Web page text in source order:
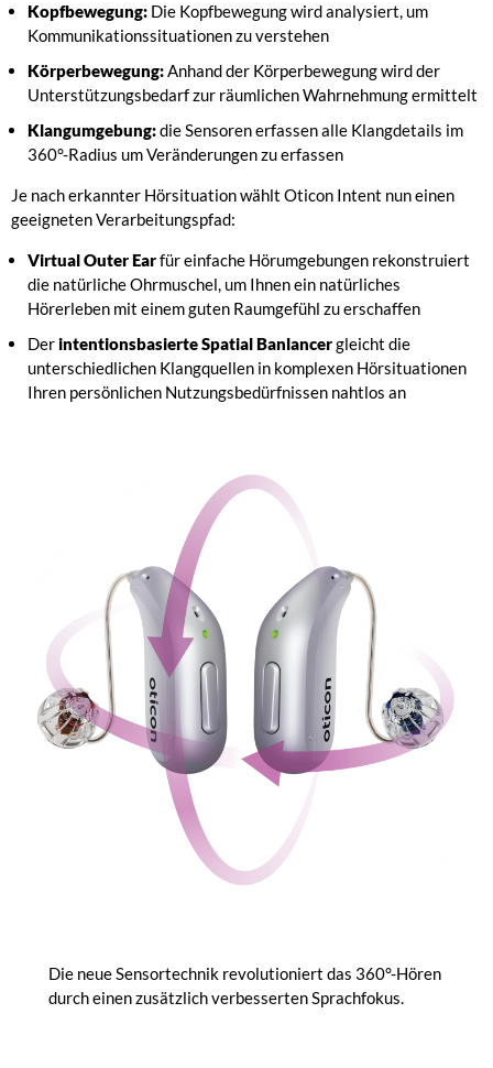
Kopfbewegung: Die Kopfbewegung wird analysiert, um
Kommunikationssituationen zu verstehen
Körperbewegung:Anhand der Körperbewegung wird der
Unterstützungsbedarf zur räumlichen Wahrnehmung ermittelt
Klangumgebung:die Sensoren erfassen alle Klangdetails im
360°-Radius um Veränderungen zu erfassen
Je nach erkannter Hörsituation wählt Oticon Intent nun einen
geeigneten Verarbeitungspfad:
Virtual Outer Earfür einfache Hörumgebungen rekonstruiert
die natürliche Ohrmuschel, um Ihnen ein natürliches
Hörerleben mit einem guten Raumgefühl zu erschaffen
Derintentionsbasierte Spatial Banlancergleicht die
unterschiedlichen Klangquellen in komplexen Hörsituationen
Ihren persönlichen Nutzungsbedürfnissen nahtlos an
Die neue Sensortechnik revolutioniert das 360°-Hören
durch einen zusätzlich verbesserten Sprachfokus.